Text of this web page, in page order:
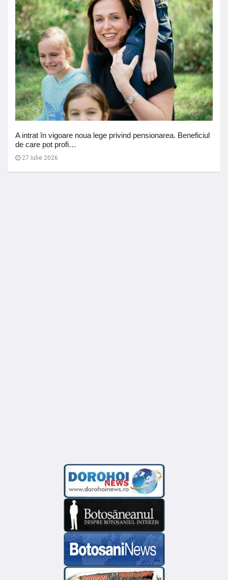
A intrat în vigoare noua lege privind pensionarea. Beneficiul
de care pot profi…
27 Iulie 2026